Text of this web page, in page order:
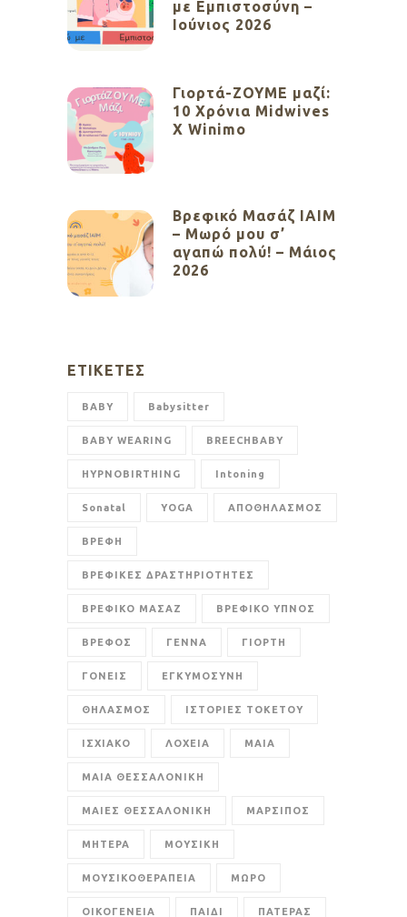
με Εμπιστοσύνη –
Ιούνιος 2026
Γιορτά-ΖΟΥΜΕ μαζί:
10 Χρόνια Midwives
X Winimo
Βρεφικό Μασάζ ΙΑΙΜ
– Μωρό μου σ’
αγαπώ πολύ! – Μάιος
2026
ΕΤΙΚΈΤΕΣ
BABY Babysitter
BABY WEARING BREECHBABY
HYPNOBIRTHING Intoning
Sonatal YOGA ΑΠΟΘΗΛΑΣΜΟΣ
ΒΡΕΦΗ
ΒΡΕΦΙΚΕΣ ΔΡΑΣΤΗΡΙΟΤΗΤΕΣ
ΒΡΕΦΙΚΟ ΜΑΣΑΖ ΒΡΕΦΙΚΟ ΥΠΝΟΣ
ΒΡΕΦΟΣ ΓΕΝΝΑ ΓΙΟΡΤΗ
ΓΟΝΕΙΣ ΕΓΚΥΜΟΣΥΝΗ
ΘΗΛΑΣΜΟΣ ΙΣΤΟΡΙΕΣ ΤΟΚΕΤΟΥ
ΙΣΧΙΑΚΟ ΛΟΧΕΙΑ ΜΑΙΑ
ΜΑΙΑ ΘΕΣΣΑΛΟΝΙΚΗ
ΜΑΙΕΣ ΘΕΣΣΑΛΟΝΙΚΗ ΜΑΡΣΙΠΟΣ
ΜΗΤΕΡΑ ΜΟΥΣΙΚΗ
ΜΟΥΣΙΚΟΘΕΡΑΠΕΙΑ ΜΩΡΟ
ΟΙΚΟΓΕΝΕΙΑ ΠΑΙΔΙ ΠΑΤΕΡΑΣ